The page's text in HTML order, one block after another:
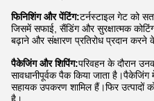
फिनिशिंग और पेंटिंग:टर्नस्टाइल गेट को
जिसमें सफाई, सैंडिंग और सुरक्षात्मक
बढ़ाने और संक्षारण प्रतिरोध प्रदान करने
पैकेजिंग और शिपिंग:परिवहन के दौरान
सावधानीपूर्वक पैक किया जाता
सहायक उपकरण शामिल हैं।फिर उत्पादों